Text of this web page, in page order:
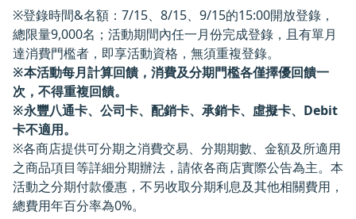
※登錄時間&名額：7/15、8/15、9/15的15:00開放登錄，
總限量9,000名；活動期間內任一月份完成登錄，且有單月
達消費門檻者，即享活動資格，無須重複登錄。
※本活動每月計算回饋，消費及分期門檻各僅擇優回饋一
次，不得重複回饋。
※永豐八通卡、公司卡、配銷卡、承銷卡、虛擬卡、Debit
卡不適用。
※各商店提供可分期之消費交易、分期期數、金額及所適用
之商品項目等詳細分期辦法，請依各商店實際公告為主。本
活動之分期付款優惠，不另收取分期利息及其他相關費用，
總費用年百分率為0%。